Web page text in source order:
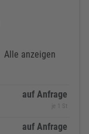
Alle anzeigen
auf Anfrage
je 1 St
auf Anfrage